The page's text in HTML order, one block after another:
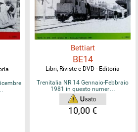
Bettiart
BE14
Libri, Riviste e DVD - Editoria
Trenitalia NR 14 Gennaio-Febbraio
1981 in questo numer…
10,00 €